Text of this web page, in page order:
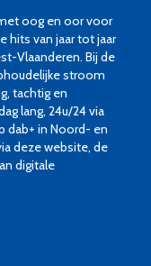
oog en oor voor
hits van jaar tot jaar
Vlaanderen. Bij de
stroom
tachtig en
lang, 24u/24 via
dab+ in Noord- en
deze website, de
digitale